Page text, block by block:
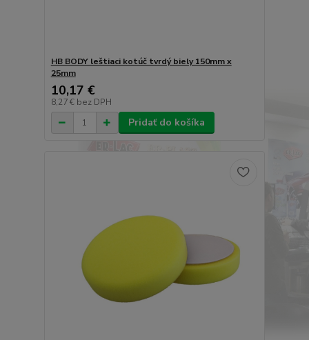
HB BODY leštiaci kotúč tvrdý biely 150mm x
25mm
10,17 €
8,27 € bez DPH
Pridať do košíka